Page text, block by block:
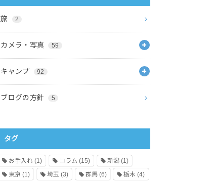
旅 2
カメラ・写真 59
キャンプ 92
ブログの方針 5
タグ
お手入れ (1) コラム (15) 新潟(1)
東京 (1) 埼玉 (3) 群馬(6) 栃木 (4)